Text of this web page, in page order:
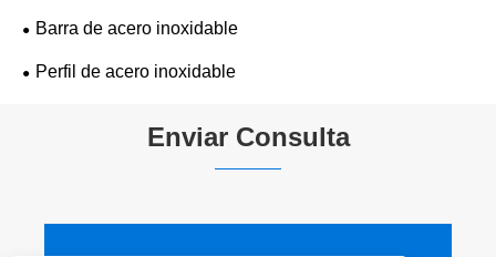
Barra de acero inoxidable
Perfil de acero inoxidable
Enviar Consulta